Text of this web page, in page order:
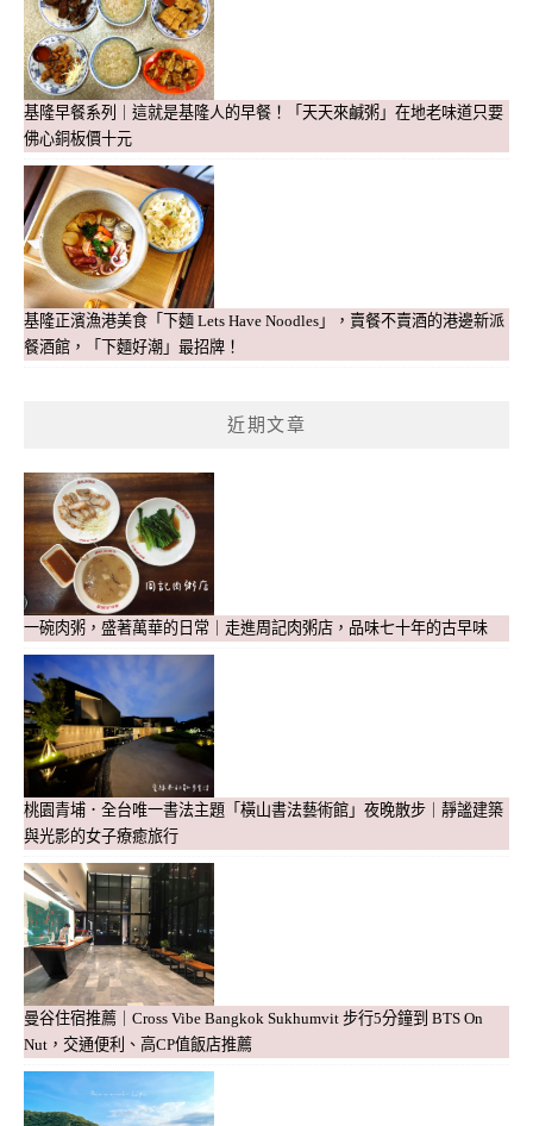
基隆早餐系列｜這就是基隆人的早餐！「天天來鹹粥」在地老味道只要
佛心銅板價十元
基隆正濱漁港美食「下麵 Lets Have Noodles」，賣餐不賣酒的港邊新派
餐酒館，「下麵好潮」最招牌！
近期文章
一碗肉粥，盛著萬華的日常｜走進周記肉粥店，品味七十年的古早味
桃園青埔．全台唯一書法主題「橫山書法藝術館」夜晚散步｜靜謐建築
與光影的女子療癒旅行
曼谷住宿推薦｜Cross Vibe Bangkok Sukhumvit 步行5分鐘到 BTS On
Nut，交通便利、高CP值飯店推薦